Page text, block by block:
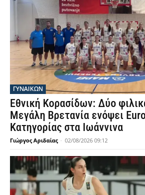
ΓΥΝΑΙΚΩΝ
Εθνική Κορασίδων: Δύο
Μεγάλη Βρετανία ενόψει
Κατηγορίας στα Ιωάννινα
Γιώργος Αριδαίας - 02/08/2026 09:12